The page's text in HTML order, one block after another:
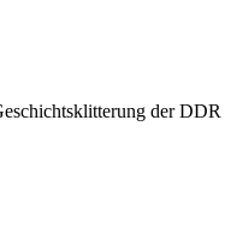
der